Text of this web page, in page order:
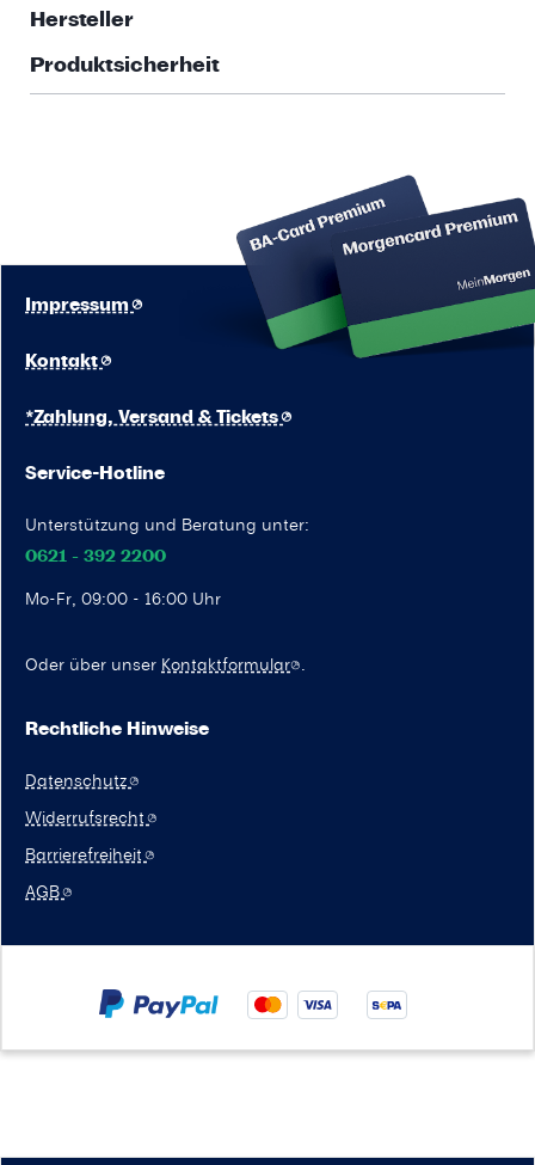
Hersteller
Produktsicherheit
Service-Hotline
Unterstützung und Beratung unter:
0621 - 392 2200
Mo-Fr, 09:00 - 16:00 Uhr
Oder über unser Kontaktformular .
Kontakt
Impressum
*Zahlung, Versand & Tickets
Rechtliche Hinweise
Datenschutz
Widerrufsrecht
Barrierefreiheit
AGB